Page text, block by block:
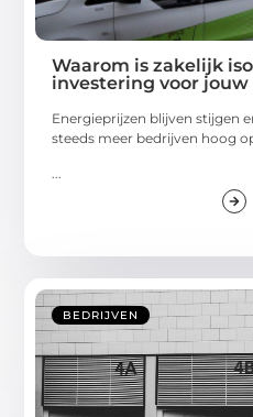
Waarom is zakelijk
investering voor jouw
Energieprijzen blijven stijgen
steeds meer bedrijven hoog
...
BEDRIJVEN